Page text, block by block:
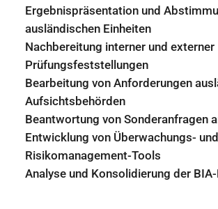
Ergebnispräsentation und
ausländischen Einheiten
Nachbereitung interner und externer
Prüfungsfeststellungen
Bearbeitung von Anforderungen
Aufsichtsbehörden
Beantwortung von Sonderanfragen
Entwicklung von Überwachungs- und
Risikomanagement-Tools
Analyse und Konsolidierung der